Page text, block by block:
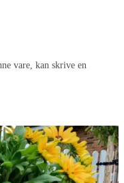
vare, kan skrive en